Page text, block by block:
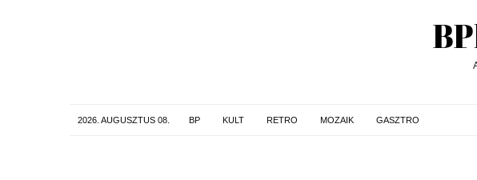
2026. AUGUSZTUS 08. BP KULT RETRO MOZAIK GASZTRO